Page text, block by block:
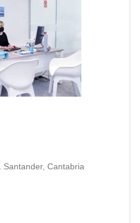
Santander, Cantabria